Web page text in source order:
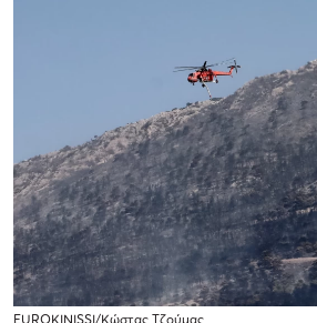
EUROKINISSI/Κώστας Τζούμας